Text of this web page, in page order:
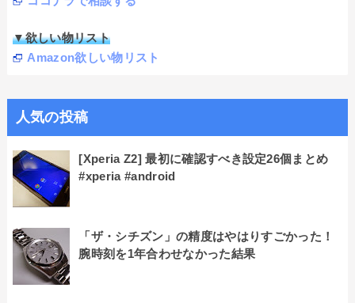
▼欲しい物リスト
Amazon欲しい物リスト
人気の投稿
[Xperia Z2] 最初に確認すべき設定26個まとめ
#xperia #android
「ザ・シチズン」の精度はやはりすごかった！
腕時刻を1年合わせなかった結果